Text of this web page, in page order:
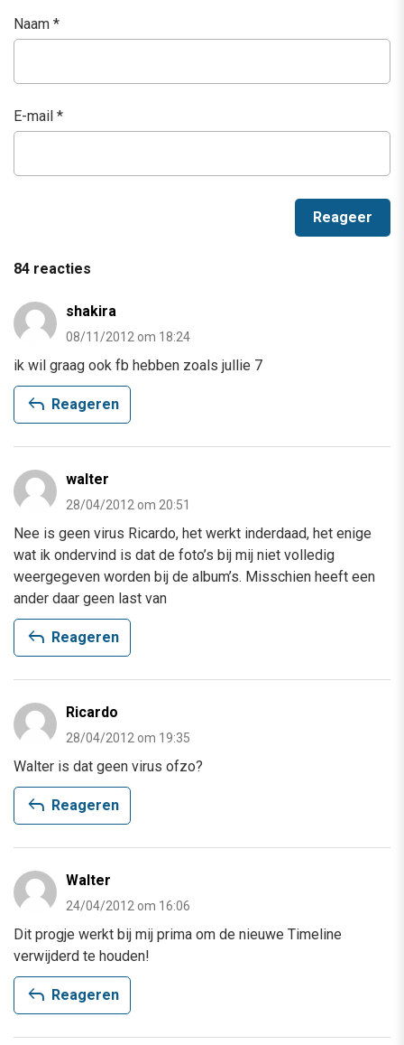
Naam *
E-mail *
84 reacties
shakira
08/11/2012 om 18:24
ik wil graag ook fb hebben zoals jullie 7
reply Reageren
walter
28/04/2012 om 20:51
Nee is geen virus Ricardo, het werkt inderdaad, het enige
wat ik ondervind is dat de foto’s bij mij niet volledig
weergegeven worden bij de album’s. Misschien heeft een
ander daar geen last van
reply Reageren
Ricardo
28/04/2012 om 19:35
Walter is dat geen virus ofzo?
reply Reageren
Walter
24/04/2012 om 16:06
Dit progje werkt bij mij prima om de nieuwe Timeline
verwijderd te houden!
reply Reageren